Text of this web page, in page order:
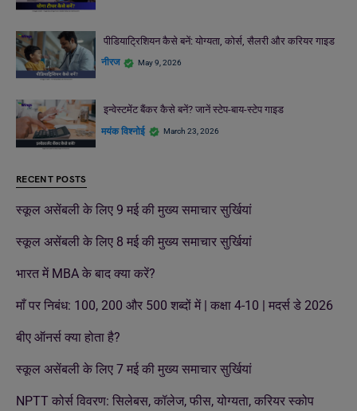
पीडियाट्रिशियन कैसे बनें: योग्यता, कोर्स, सैलरी और करियर गाइड
नीरज May 9, 2026
इन्वेस्टमेंट बैंकर कैसे बनें? जानें स्टेप-बाय-स्टेप गाइड
मयंक विश्नोई March 23, 2026
RECENT POSTS
स्कूल असेंबली के लिए 9 मई की मुख्य समाचार सुर्खियां
स्कूल असेंबली के लिए 8 मई की मुख्य समाचार सुर्खियां
भारत में MBA के बाद क्या करें?
माँ पर निबंध: 100, 200 और 500 शब्दों में | कक्षा 4-10 | मदर्स डे 2026
बीए ऑनर्स क्या होता है?
स्कूल असेंबली के लिए 7 मई की मुख्य समाचार सुर्खियां
NPTT कोर्स विवरण: सिलेबस, कॉलेज, फीस, योग्यता, करियर स्कोप